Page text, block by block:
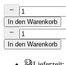
In den Warenkorb
In den Warenkorb